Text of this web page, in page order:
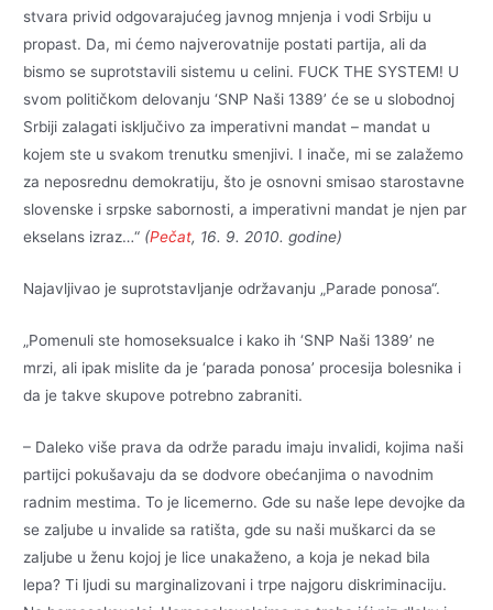
stvara privid odgovarajućeg javnog mnjenja i vodi Srbiju u
propast. Da, mi ćemo najverovatnije postati partija, ali da
bismo se suprotstavili sistemu u celini. FUCK THE SYSTEM! U
svom političkom delovanju ‘SNP Naši 1389’ će se u slobodnoj
Srbiji zalagati isključivo za imperativni mandat – mandat u
kojem ste u svakom trenutku smenjivi. I inače, mi se zalažemo
za neposrednu demokratiju, što je osnovni smisao starostavne
slovenske i srpske sabornosti, a imperativni mandat je njen par
ekselans izraz…“ (Pečat, 16. 9. 2010. godine)
Najavljivao je suprotstavljanje održavanju „Parade ponosa“.
„Pomenuli ste homoseksualce i kako ih ‘SNP Naši 1389’ ne
mrzi, ali ipak mislite da je ‘parada ponosa’ procesija bolesnika i
da je takve skupove potrebno zabraniti.
– Daleko više prava da održe paradu imaju invalidi, kojima naši
partijci pokušavaju da se dodvore obećanjima o navodnim
radnim mestima. To je licemerno. Gde su naše lepe devojke da
se zaljube u invalide sa ratišta, gde su naši muškarci da se
zaljube u ženu kojoj je lice unakaženo, a koja je nekad bila
lepa? Ti ljudi su marginalizovani i trpe najgoru diskriminaciju.